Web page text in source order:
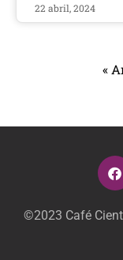
22 abril, 2024
«
©2023 Café